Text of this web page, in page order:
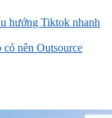
hướng Tiktok nhanh
nên Outsource